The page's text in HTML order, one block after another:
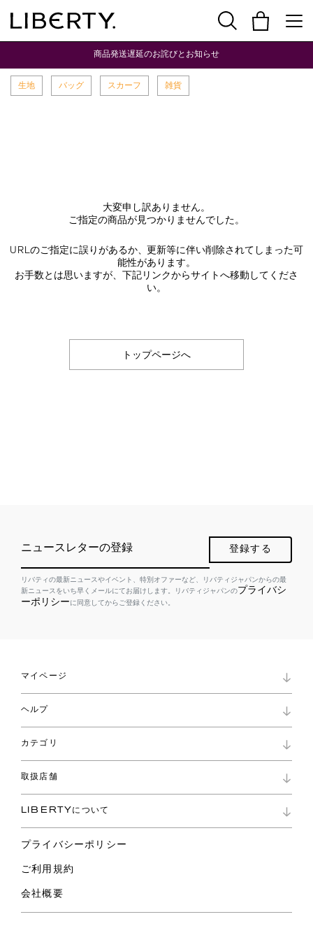
商品発送遅延のお詫びとお知らせ
生地 バッグ スカーフ 雑貨
大変申し訳ありません。
ご指定の商品が見つかりませんでした。
URLのご指定に誤りがあるか、更新等に伴い削除されてしまった可
能性があります。
お手数とは思いますが、下記リンクからサイトへ移動してくださ
い。
トップページへ
ニュースレターの登録 登録する
リバティの最新ニュースやイベント、特別オファーなど、リバティジャパンからの最
新ニュースをいち早くメールにてお届けします。リバティジャパンのプライバシ
ーポリシーに同意してからご登録ください。
マイページ
ロイヤリティプログラム
パスワード再設定
ショッピングバッグ
ヘルプ
お問い合わせ
よくあるご質問
ご利用ガイド
カテゴリ
コレクション
ファブリックス
バッグ
スカーフ
ウェア
ライフスタイル
スペシャル
取扱店舗
リバティ・ファブリックス
LIBERTYについて
プライバシーポリシー
ご利用規約
会社概要